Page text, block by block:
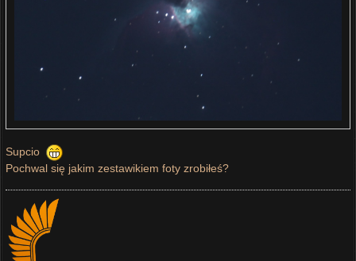
Supcio
Pochwal się jakim zestawikiem foty zrobiłeś?